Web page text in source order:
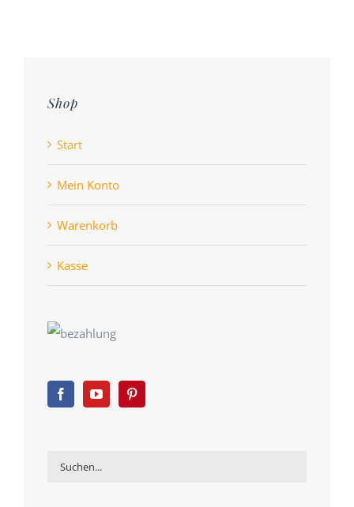
Shop
Start
Mein Konto
Warenkorb
Kasse